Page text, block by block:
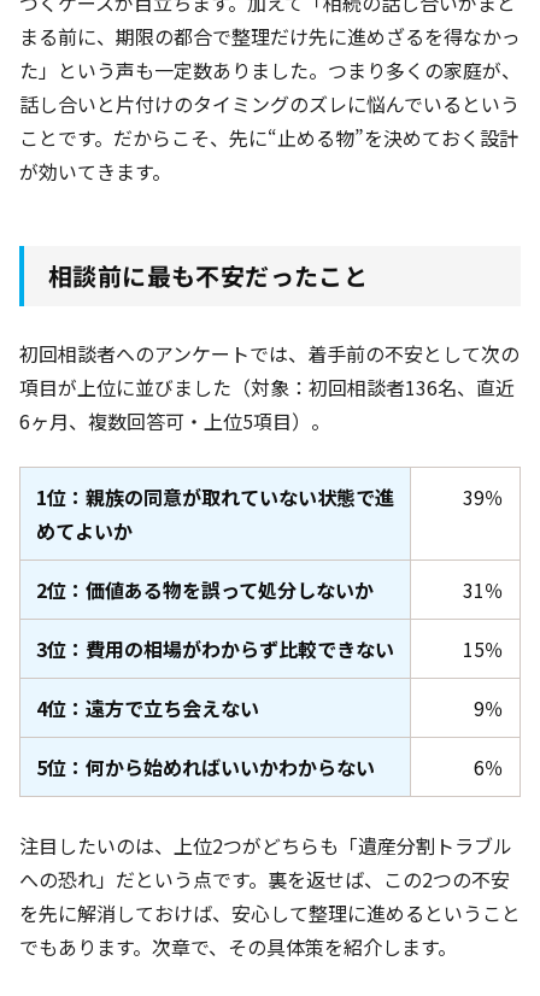
まる前に、期限の都合で整理だけ先に進めざるを得なかっ
た」という声も一定数ありました。つまり多くの家庭が、
話し合いと片付けのタイミングのズレに悩んでいるという
ことです。だからこそ、先に“止める物”を決めておく設計
が効いてきます。
相談前に最も不安だったこと
初回相談者へのアンケートでは、着手前の不安として次の
項目が上位に並びました（対象：初回相談者136名、直近
6ヶ月、複数回答可・上位5項目）。
1位：親族の同意が取れていない状態で進
めてよいか
39％
2位：価値ある物を誤って処分しないか 31％
3位：費用の相場がわからず比較できない 15％
4位：遠方で立ち会えない 9％
5位：何から始めればいいかわからない 6％
注目したいのは、上位2つがどちらも「遺産分割トラブル
への恐れ」だという点です。裏を返せば、この2つの不安
を先に解消しておけば、安心して整理に進めるということ
でもあります。次章で、その具体策を紹介します。